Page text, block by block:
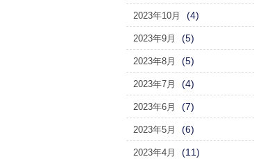
2023年10月 (4)
2023年9月 (5)
2023年8月 (5)
2023年7月 (4)
2023年6月 (7)
2023年5月 (6)
2023年4月 (11)